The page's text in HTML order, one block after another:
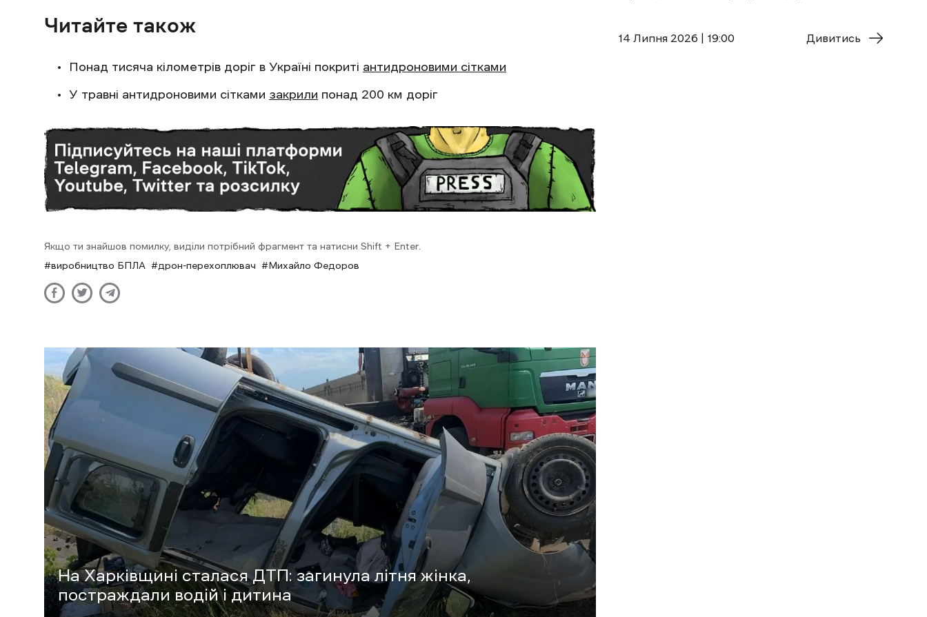
Читайте також
Понад тисяча кілометрів доріг в Україні покриті антидроновими сітками
У травні антидроновими сітками закрили понад 200 км доріг
Якщо ти знайшов помилку, виділи потрібний фрагмент та натисни Shift + Enter.
виробництво БПЛА
дрон-перехоплювач Михайло Федоров
На Харківщині сталася ДТП: загинула літня жінка,
постраждали водій і дитина
14 Липня 2026 | 19:00 Дивитись